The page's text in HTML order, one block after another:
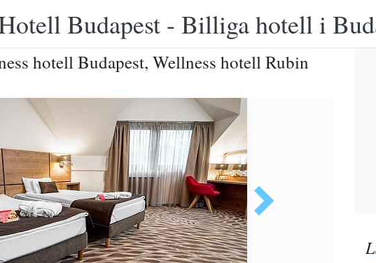
Budapest - Billiga hotell i
hotell Budapest, Wellness hotell Rubin